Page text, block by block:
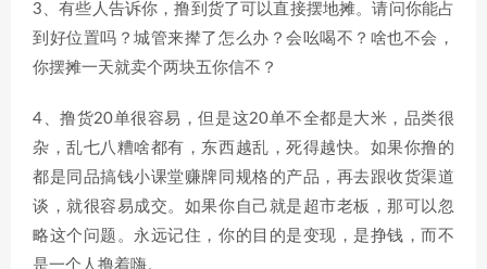
3、有些人告诉你，撸到货了可以直接摆地摊。请问你能占
到好位置吗？城管来撵了怎么办？会吆喝不？啥也不会，
你摆摊一天就卖个两块五你信不？
4、撸货20单很容易，但是这20单不全都是大米，品类很
杂，乱七八糟啥都有，东西越乱，死得越快。如果你撸的
都是同品搞钱小课堂赚牌同规格的产品，再去跟收货渠道
谈，就很容易成交。如果你自己就是超市老板，那可以忽
略这个问题。永远记住，你的目的是变现，是挣钱，而不
是一个人撸着嗨。